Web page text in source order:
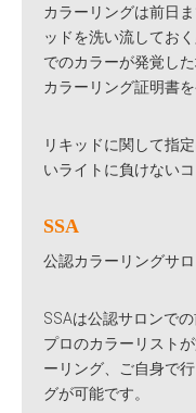
カラーリングは前日
ッドを洗い流してお
でのカラーが発覚し
カラーリング証明書を
リキッドに関して指
いライトに負けない
SSA
公認カラーリングサ
SSAは公認サロンで
プロのカラーリスト
ーリング、ご自身で
グが可能です。